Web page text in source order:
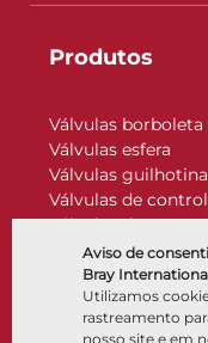
Aviso de
Bray
Utilizamos
rastreamento
nosso site e em
Produtos
Válvulas borboleta
Válvulas esfera
Válvulas guilhotina
Válvulas de
Válvulas de
Atuadores
Acessórios de
Criogênico
Empresa